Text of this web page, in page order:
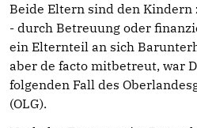
Beide Eltern sind den
- durch Betreuung oder
ein Elternteil an sich
aber de facto mitbetreut, war
folgenden Fall des
(OLG).